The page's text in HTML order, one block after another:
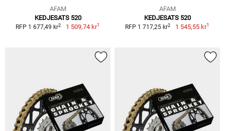
AFAM
KEDJESATS 520
RFP 1 677,49 kr2 1 509,74 kr1
AFAM
KEDJESATS 520
RFP 1 717,25 kr2 1 545,55 kr1